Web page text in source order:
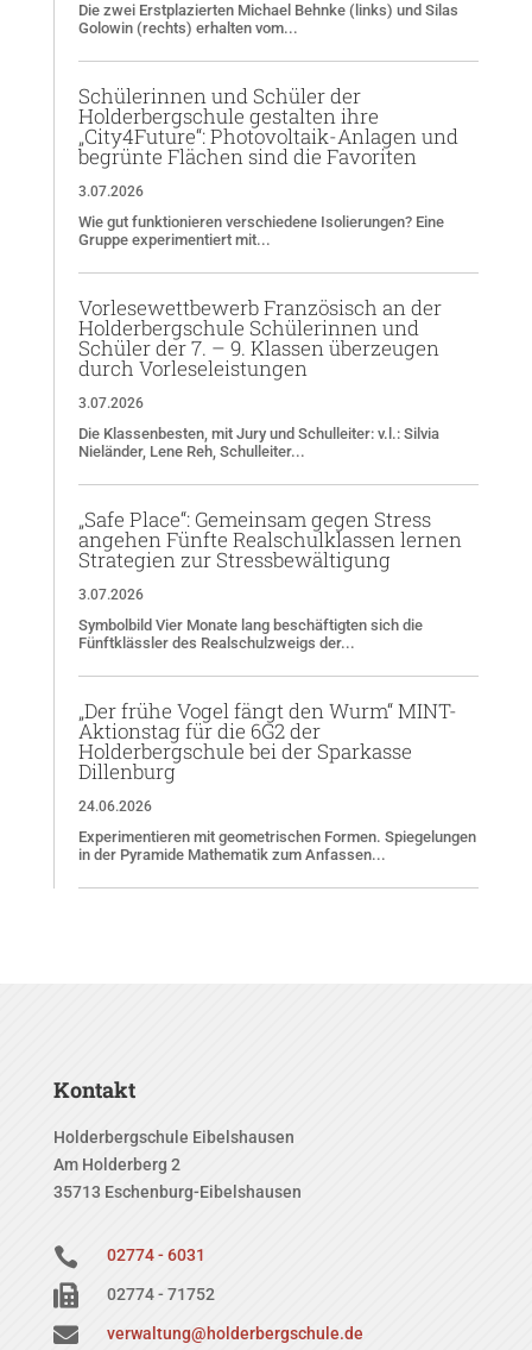
Die zwei Erstplazierten Michael Behnke (links) und Silas
Golowin (rechts) erhalten vom...
Schülerinnen und Schüler der
Holderbergschule gestalten ihre
„City4Future“: Photovoltaik-Anlagen und
begrünte Flächen sind die Favoriten
3.07.2026
Wie gut funktionieren verschiedene Isolierungen? Eine
Gruppe experimentiert mit...
Vorlesewettbewerb Französisch an der
Holderbergschule Schülerinnen und
Schüler der 7. – 9. Klassen überzeugen
durch Vorleseleistungen
3.07.2026
Die Klassenbesten, mit Jury und Schulleiter: v.l.: Silvia
Nieländer, Lene Reh, Schulleiter...
„Safe Place“: Gemeinsam gegen Stress
angehen Fünfte Realschulklassen lernen
Strategien zur Stressbewältigung
3.07.2026
Symbolbild Vier Monate lang beschäftigten sich die
Fünftklässler des Realschulzweigs der...
„Der frühe Vogel fängt den Wurm“ MINT-
Aktionstag für die 6G2 der
Holderbergschule bei der Sparkasse
Dillenburg
24.06.2026
Experimentieren mit geometrischen Formen. Spiegelungen
in der Pyramide Mathematik zum Anfassen...
Kontakt
Holderbergschule Eibelshausen
Am Holderberg 2
35713 Eschenburg-Eibelshausen
 02774 - 6031
 02774 - 71752
 verwaltung@holderbergschule.de